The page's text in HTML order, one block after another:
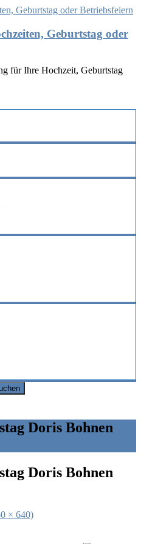
Geburtstag oder
für Ihre Hochzeit, Geburtstag
Doris Bohnen
Doris Bohnen
× 640)